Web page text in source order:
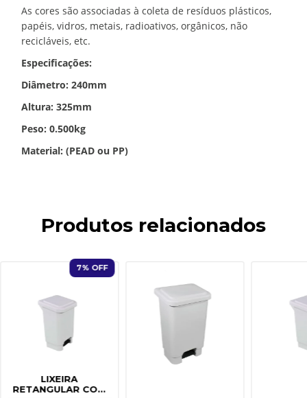
As cores são associadas à coleta de resíduos plásticos,
papéis, vidros, metais, radioativos, orgânicos, não
recicláveis, etc.
Especificações:
Diâmetro: 240mm
Altura: 325mm
Peso: 0.500kg
Material: (PEAD ou PP)
Produtos relacionados
7% OFF
LIXEIRA
RETANGULAR COM